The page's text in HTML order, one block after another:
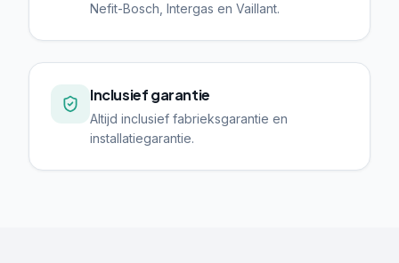
Nefit-Bosch, Intergas en Vaillant.
Inclusief garantie
Altijd inclusief fabrieksgarantie en
installatiegarantie.